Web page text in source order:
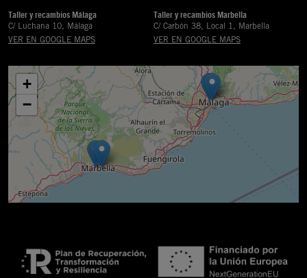
Taller y recambios Málaga
C/ Luchana 10, Málaga
VER EN GOOGLE MAPS
Taller y recambios Marbella
C/ Carbón 38, Local 1, Marbella
VER EN GOOGLE MAPS
+
−